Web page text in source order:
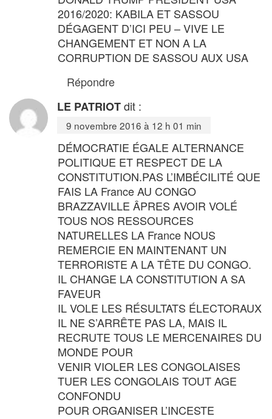
2016/2020: KABILA ET SASSOU
DÉGAGENT D’ICI PEU – VIVE LE
CHANGEMENT ET NON A LA
CORRUPTION DE SASSOU AUX USA
Répondre
LE PATRIOTdit :
9 novembre 2016 à 12 h 01 min
DÉMOCRATIE ÉGALE ALTERNANCE
POLITIQUE ET RESPECT DE LA
CONSTITUTION.PAS L’IMBÉCILITÉ QUE
FAIS LA France AU CONGO
BRAZZAVILLE ÂPRES AVOIR VOLÉ
TOUS NOS RESSOURCES
NATURELLES LA France NOUS
REMERCIE EN MAINTENANT UN
TERRORISTE A LA TÊTE DU CONGO.
IL CHANGE LA CONSTITUTION A SA
FAVEUR
IL VOLE LES RÉSULTATS ÉLECTORAUX
IL NE S’ARRÊTE PAS LA, MAIS IL
RECRUTE TOUS LE MERCENAIRES DU
MONDE POUR
VENIR VIOLER LES CONGOLAISES
TUER LES CONGOLAIS TOUT AGE
CONFONDU
POUR ORGANISER L’INCESTE